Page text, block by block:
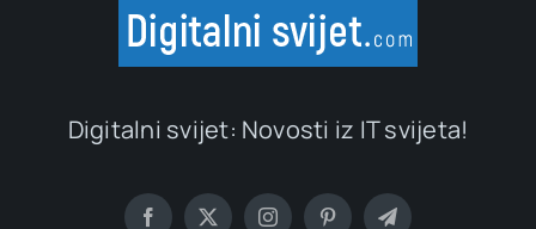
Digitalni svijet: Novosti iz IT svijeta!